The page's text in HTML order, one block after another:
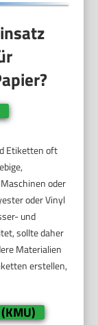
Etiketten oft
oder
oder Vinyl
und
sollte daher
Materialien
erstellen,